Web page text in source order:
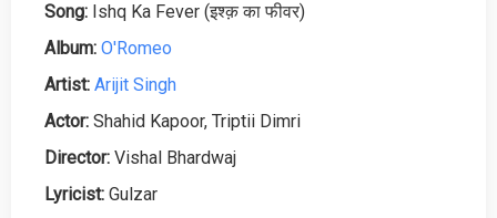
Song: Ishq Ka Fever (इश्क़ का फीवर)
Album: O'Romeo
Artist: Arijit Singh
Actor: Shahid Kapoor, Triptii Dimri
Director: Vishal Bhardwaj
Lyricist: Gulzar